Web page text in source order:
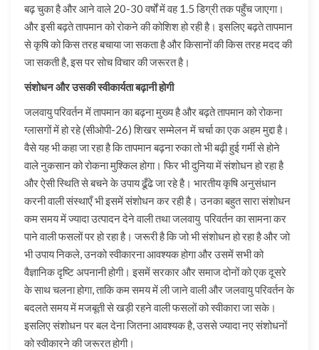
बढ़ चुका है और आने वाले 20-30 वर्षों में वह 1.5 डिग्री तक पहुँच जाएगा।
और इसी बढ़ते तापमान को रोकने की कोशिश हो रही है। इसलिए बढ़ते तापमान
से कृषि को किस तरह बचाया जा सकता है और किसानों की किस तरह मदद की
जा सकती है, इस पर सोच विचार की जरूरत है।
संशोधन और उसकी स्वीकार्यता बढ़ानी होगी
जलवायु परिवर्तन में तापमान का बढ़ना मुख्य है और बढ़ते तापमान को रोकना
ग्लासगों में हो रहे (सीओपी-26) शिखर सम्मेलन में चर्चा का एक अहम मुद्दा है।
वैसे यह भी कहा जा रहा है कि तापमान बढ़ना रुका तो भी बढ़ी हुई गर्मी से होने
वाले नुकसान को रोकना मुश्किल होगा। फिर भी दुनिया में संशोधन हो रहा है
और ऐसी स्थिति से बचने के उपाय ढूँढे जा रहे है। भारतीय कृषि अनुसंधान
करनी वाली संस्थाएँ भी इसमें संशोधन कर रही है। उनका बहुत सारा संशोधन
कम समय में ज्यादा उत्पादन देने वाली तथा जलवायु परिवर्तन का सामना कर
पाने वाली फसलों पर हो रहा है। जरूरी है कि जो भी संशोधन हो रहा है और जो
भी उपाय निकले, उनको स्वीकारना आवश्यक होगा और उसमें सभी को
वैज्ञानिक दृष्टि अपनानी होगी। इसमें सरकार और समाज दोनों को एक दूसरे
के साथ चलना होगा, ताकि कम समय में ली जाने वाली और जलवायु परिवर्तन के
बदलते समय में मजबूती से खड़ी रहने वाली फसलों को स्वीकारा जा सके।
इसलिए संशोधन पर बल देना जितना आवश्यक है, उससे ज्यादा नए संशोधनों
को स्वीकारने की जरूरत होगी।